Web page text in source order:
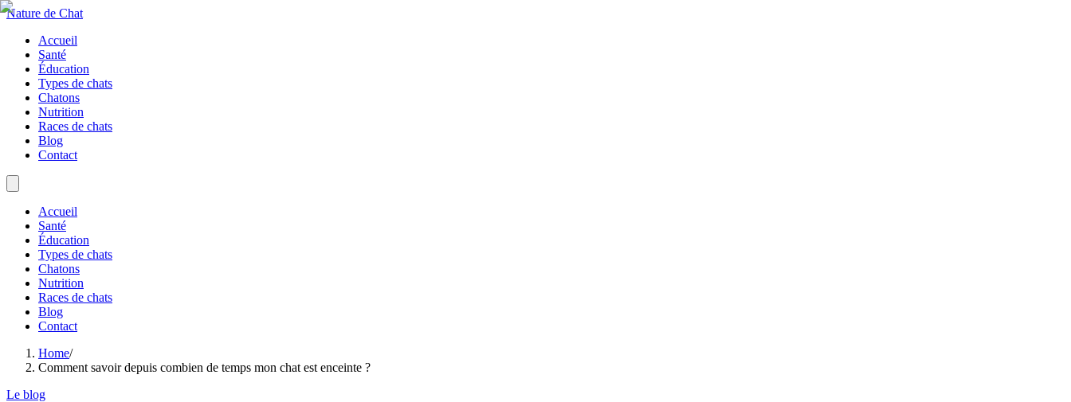
Nature de Chat
Accueil
Santé
Éducation
Types de chats
Chatons
Nutrition
Races de chats
Blog
Contact
Accueil
Santé
Éducation
Types de chats
Chatons
Nutrition
Races de chats
Blog
Contact
Home/
Comment savoir depuis combien de temps mon chat est enceinte ?
Le blog